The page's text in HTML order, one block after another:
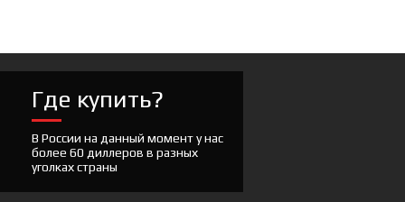
Где купить?
В России на данный момент у нас
более 60 диллеров в разных
уголках страны